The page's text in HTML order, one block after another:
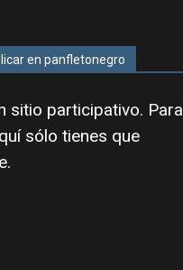
en panfletonegro
sitio participativo. Para
sólo tienes que
.